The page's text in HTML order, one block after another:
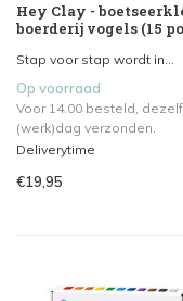
Hey Clay -
boerderij vogels (15
Stap voor stap wordt in...
Op voorraad
Voor 14.00 besteld,
(werk)dag verzonden.
Deliverytime
€19,95